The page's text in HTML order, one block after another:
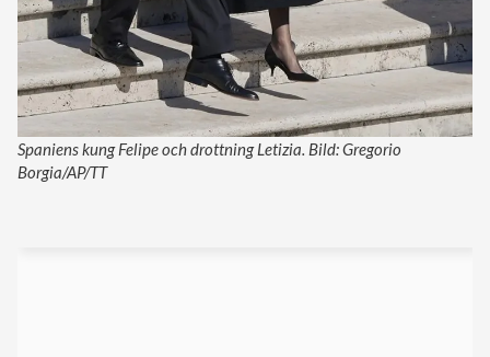
Spaniens kung Felipe och drottning Letizia. Bild: Gregorio
Borgia/AP/TT